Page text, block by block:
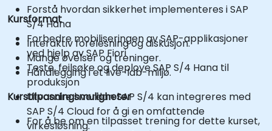
Forstå hvordan sikkerhet implementeres i SAP
S/4 Hana
Forbedre mobiliseringen av SAP-applikasjoner
ved hjelp av SAP Fiori
Teste, feilsøke og deploye SAP S/4 Hana til
produksjon
Utvandre hvordan SAP S/4 kan integreres med
SAP S/4 Cloud for å gi en omfattende
virkesløsning.
Kursformat
Interaktiv forelesning og diskusjon.
Mange øvelser og treninger.
Håndlegging i et live-lab-miljø.
Kurstilpasningsmuligheter
For å be om en tilpasset trening for dette kurset,